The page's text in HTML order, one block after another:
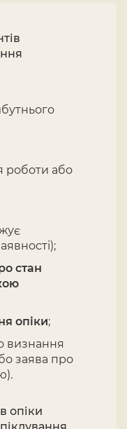
роботи або
стан
опіки;
визнання
заява про
опіки